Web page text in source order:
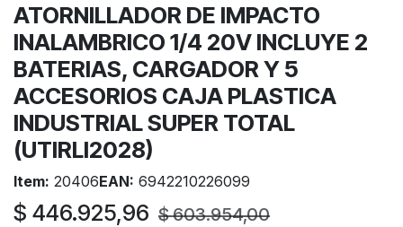
ATORNILLADOR DE IMPACTO
INALAMBRICO 1/4 20V INCLUYE 2
BATERIAS, CARGADOR Y 5
ACCESORIOS CAJA PLASTICA
INDUSTRIAL SUPER TOTAL
(UTIRLI2028)
Item: 20406EAN: 6942210226099
$ 446.925,96 $603.954,00